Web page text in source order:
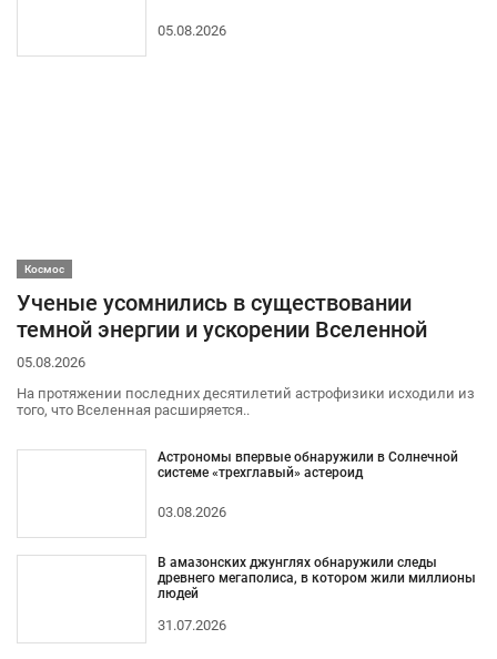
05.08.2026
Космос
Ученые усомнились в существовании
темной энергии и ускорении Вселенной
05.08.2026
На протяжении последних десятилетий астрофизики исходили из
того, что Вселенная расширяется..
Астрономы впервые обнаружили в Солнечной
системе «трехглавый» астероид
03.08.2026
В амазонских джунглях обнаружили следы
древнего мегаполиса, в котором жили миллионы
людей
31.07.2026